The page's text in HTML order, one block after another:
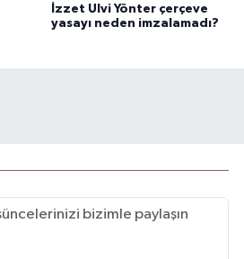
İzzet Ulvi Yönter çerçeve
yasayı neden imzalamadı?